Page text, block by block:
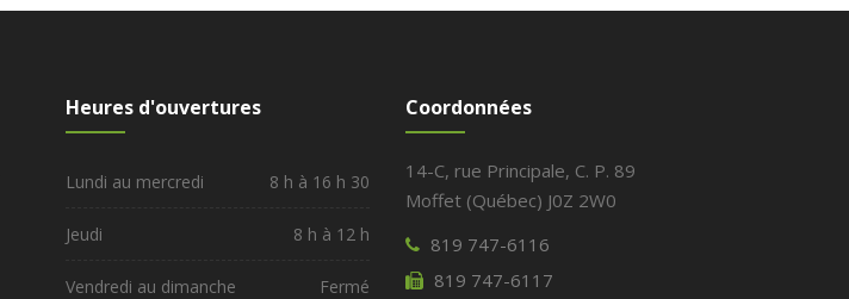
Heures d'ouvertures
Lundi au mercredi 8 h à 16 h 30
Jeudi 8 h à 12 h
Vendredi au dimanche Fermé
Coordonnées
14-C, rue Principale, C. P. 89
Moffet (Québec) J0Z 2W0
819 747-6116
819 747-6117